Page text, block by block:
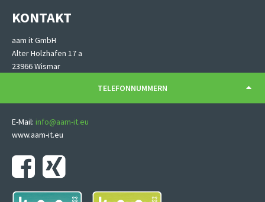
KONTAKT
aam it GmbH
Alter Holzhafen 17 a
23966 Wismar
TELEFONNUMMERN
E-Mail: info@aam-it.eu
www.aam-it.eu